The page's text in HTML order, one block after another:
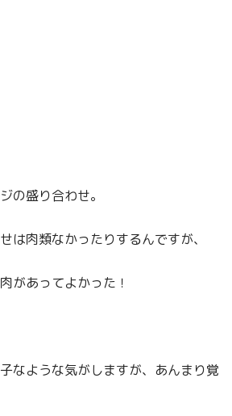
の盛り合わせ。
は肉類なかったりするんですが、
があってよかった！
なような気がしますが、あんまり覚